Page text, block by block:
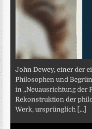
John Dewey, einer der
Philosophen und
in „Neuausrichtung der
Rekonstruktion der
Werk, ursprünglich [...]